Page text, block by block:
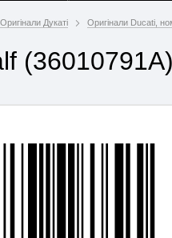
Оригінали Дукаті Оригінали Ducati,